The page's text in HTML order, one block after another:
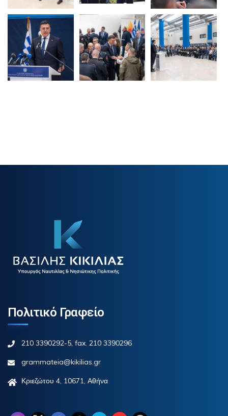
Πολιτικό Γραφείο
210 3390292-5, fax. 210 3390296
grammateia@kikilias.gr
Κριεζώτου 4, 10671, Αθήνα